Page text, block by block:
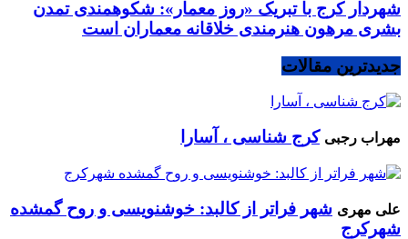
شهردار کرج با تبریک «روز معمار»: شکوهمندی تمدن
بشری مرهون هنرمندی خلاقانه معماران است
جدیدترین مقالات
مهراب رجبی کرج شناسی ، آسارا
علی مهری شهر فراتر از کالبد: خوشنویسی و روح گمشده
شهرکرج